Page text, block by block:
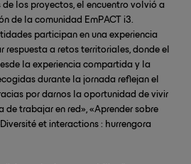
los proyectos, el encuentro volvió a
de la comunidad EmPACT i3.
participan en una experiencia
respuesta a retos territoriales, donde el
la experiencia compartida y la
durante la jornada reflejan el
por darnos la oportunidad de vivir
de trabajar en red», «Aprender sobre
et interactions : hurrengora